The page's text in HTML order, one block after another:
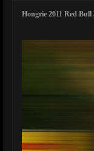
Hongrie 2011 Red Bull